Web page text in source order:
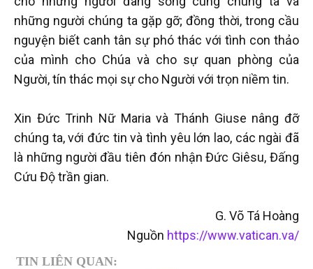
những người chúng ta gặp gỡ; đồng thời, trong cầu
nguyện biết canh tân sự phó thác với tình con thảo
của mình cho Chúa và cho sự quan phòng của
Người, tín thác mọi sự cho Người với trọn niềm tin.
Xin Đức Trinh Nữ Maria và Thánh Giuse nâng đỡ
chúng ta, với đức tin và tình yêu lớn lao, các ngài đã
là những người đầu tiên đón nhận Đức Giêsu, Đấng
Cứu Độ trần gian.
G. Võ Tá Hoàng
Nguồn https://www.vatican.va/
TIN LIÊN QUAN: